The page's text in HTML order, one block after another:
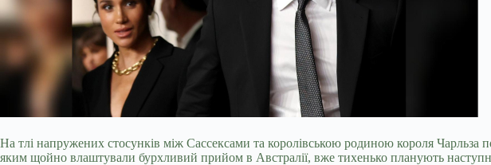
На тлі напружених стосунків між Сассексами та королівською родиною короля
яким щойно влаштували бурхливий прийом в Австралії, вже тихенько планують